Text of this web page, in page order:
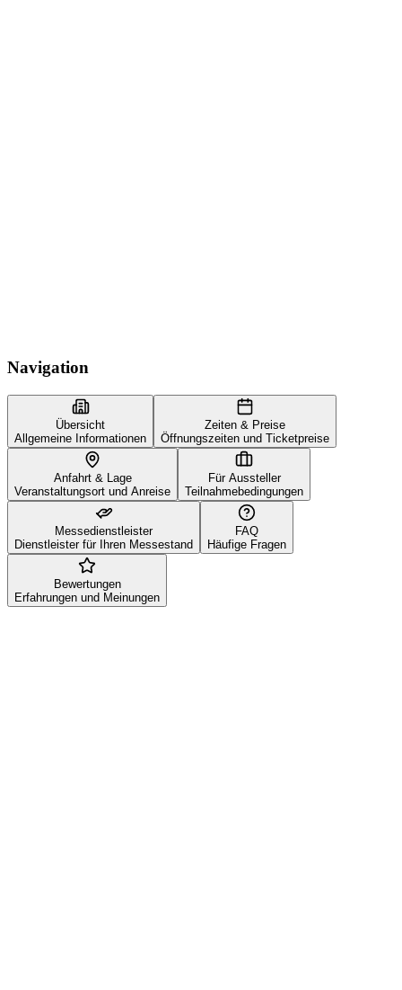
Navigation
Übersicht
Allgemeine Informationen
Zeiten & Preise
Öffnungszeiten und Ticketpreise
Anfahrt & Lage
Veranstaltungsort und Anreise
Für Aussteller
Teilnahmebedingungen
Messedienstleister
Dienstleister für Ihren Messestand
FAQ
Häufige Fragen
Bewertungen
Erfahrungen und Meinungen